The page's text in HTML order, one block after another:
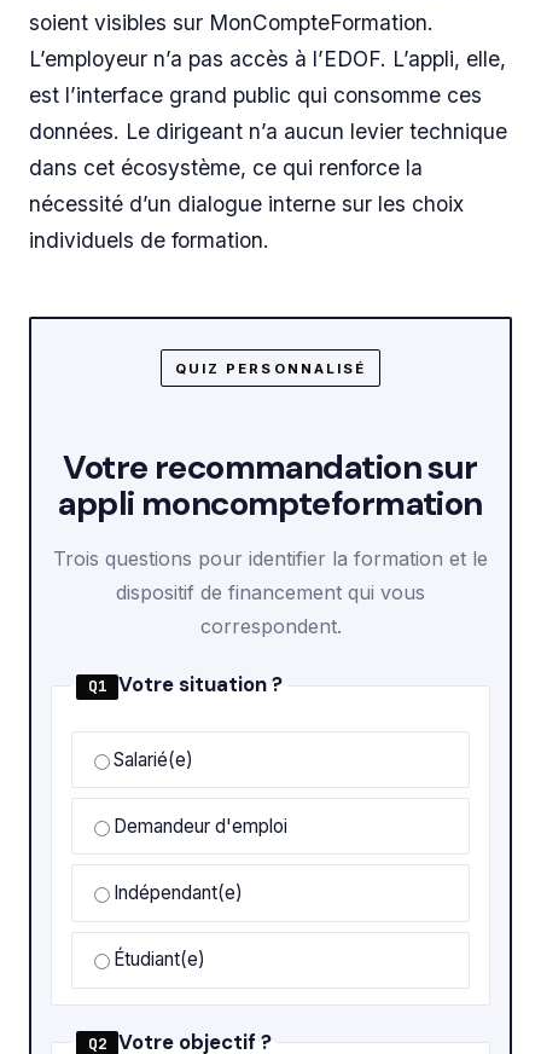
soient visibles sur MonCompteFormation.
L’employeur n’a pas accès à l’EDOF. L’appli, elle,
est l’interface grand public qui consomme ces
données. Le dirigeant n’a aucun levier technique
dans cet écosystème, ce qui renforce la
nécessité d’un dialogue interne sur les choix
individuels de formation.
QUIZ PERSONNALISÉ
Votre recommandation sur
appli moncompteformation
Trois questions pour identifier la formation et le
dispositif de financement qui vous
correspondent.
Q1 Votre situation ?
Salarié(e)
Demandeur d'emploi
Indépendant(e)
Étudiant(e)
Q2 Votre objectif ?